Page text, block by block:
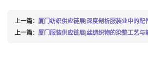
上一篇： 厦门纺织供应链展|深度剖析服装业中的配
上一篇： 厦门服装供应链展|丝绸织物的染整工艺与